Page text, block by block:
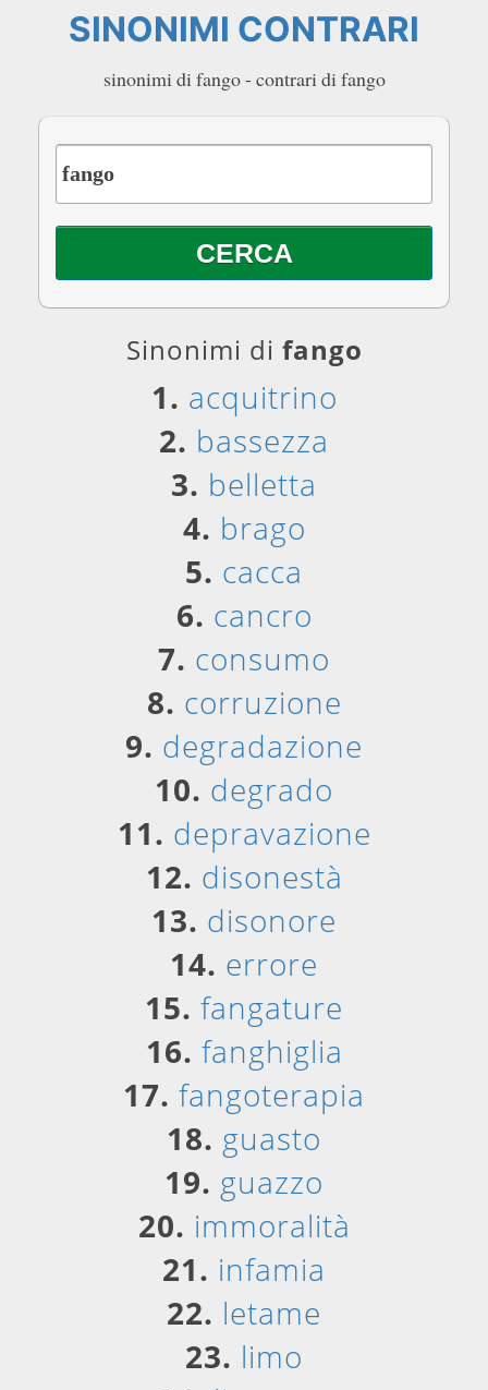
SINONIMI CONTRARI
sinonimi di fango - contrari di fango
Sinonimi di fango
1. acquitrino
2. bassezza
3. belletta
4. brago
5. cacca
6. cancro
7. consumo
8. corruzione
9. degradazione
10. degrado
11. depravazione
12. disonestà
13. disonore
14. errore
15. fangature
16. fanghiglia
17. fangoterapia
18. guasto
19. guazzo
20. immoralità
21. infamia
22. letame
23. limo